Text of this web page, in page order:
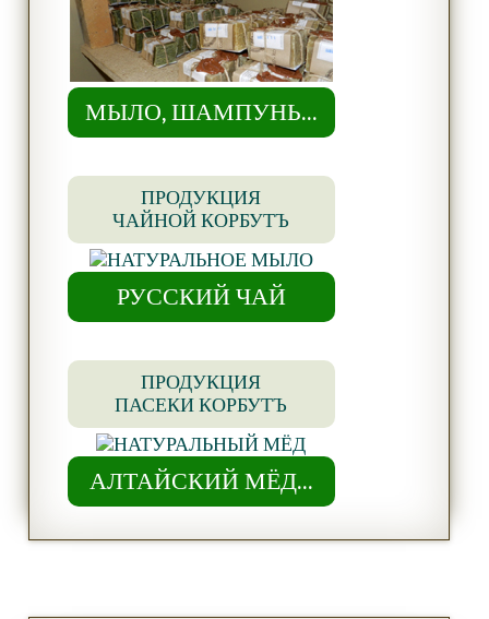
МЫЛО, ШАМПУНЬ...
ПРОДУКЦИЯ
ЧАЙНОЙ КОРБУТЪ
РУССКИЙ ЧАЙ
ПРОДУКЦИЯ
ПАСЕКИ КОРБУТЪ
АЛТАЙСКИЙ МЁД...